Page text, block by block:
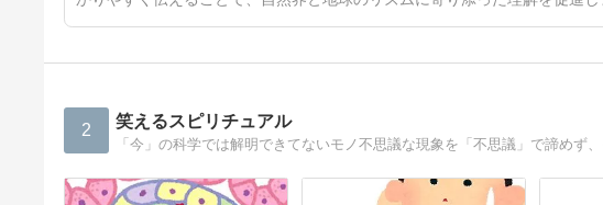
2 笑えるスピリチュアル
「今」の科学では解明できてないモノ不思議な現象を「不思議」で諦めず